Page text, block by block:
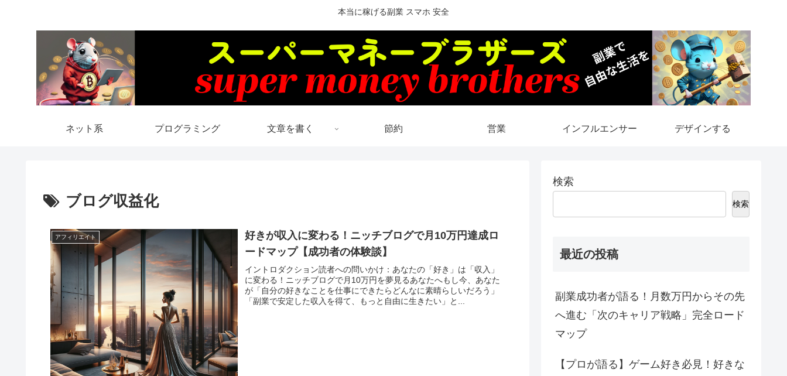
本当に稼げる副業 スマホ 安全
ネット系 プログラミング 文章を書く 節約 営業 インフルエンサー デザインする
ブログ収益化
アフィリエイト
好きが収入に変わる！ニッチブログで月10万円達成ロ
ードマップ【成功者の体験談】
イントロダクション読者への問いかけ：あなたの「好き」は「収入」
に変わる！ニッチブログで月10万円を夢見るあなたへもし今、あなた
が「自分の好きなことを仕事にできたらどんなに素晴らしいだろう」
「副業で安定した収入を得て、もっと自由に生きたい」と...
検索
検索
最近の投稿
副業成功者が語る！月数万円からその先
へ進む「次のキャリア戦略」完全ロード
マップ
【プロが語る】ゲーム好き必見！好きな